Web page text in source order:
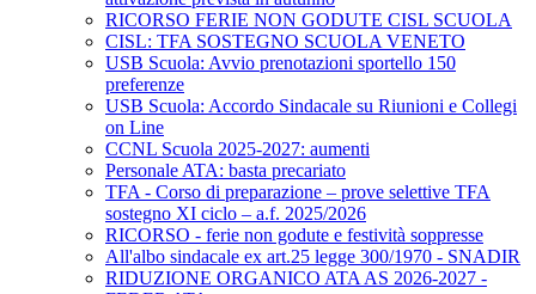
RICORSO FERIE NON GODUTE CISL SCUOLA
CISL: TFA SOSTEGNO SCUOLA VENETO
USB Scuola: Avvio prenotazioni sportello 150
preferenze
USB Scuola: Accordo Sindacale su Riunioni e Collegi
on Line
CCNL Scuola 2025-2027: aumenti
Personale ATA: basta precariato
TFA - Corso di preparazione – prove selettive TFA
sostegno XI ciclo – a.f. 2025/2026
RICORSO - ferie non godute e festività soppresse
All'albo sindacale ex art.25 legge 300/1970 - SNADIR
RIDUZIONE ORGANICO ATA AS 2026-2027 -